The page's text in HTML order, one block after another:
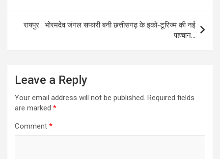
रायपुर : भोरमदेव जंगल सफारी बनी छत्तीसगढ़ के इको-टूरिज्म की नई
पहचान…
Leave a Reply
Your email address will not be published. Required fields
are marked *
Comment *